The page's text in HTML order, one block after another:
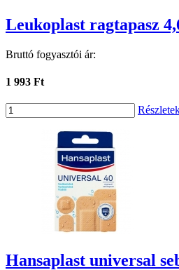
Leukoplast ragtapasz
Bruttó fogyasztói ár:
1 993 Ft
Hansaplast universal